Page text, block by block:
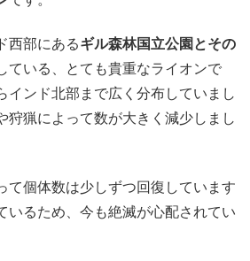
西部にあるギル森林国立公園とその
ている、とても貴重なライオンで
インド北部まで広く分布していまし
狩猟によって数が大きく減少しまし
て個体数は少しずつ回復しています
いるため、今も絶滅が心配されてい